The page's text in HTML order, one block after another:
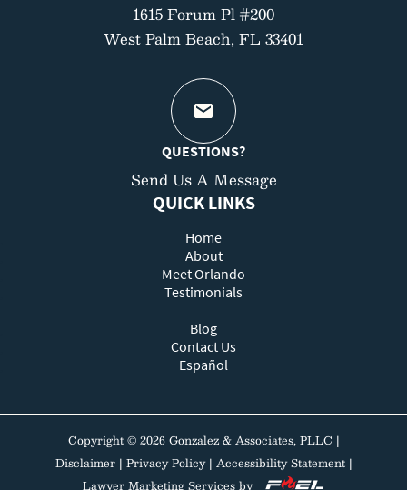
1615 Forum Pl #200
West Palm Beach, FL 33401
QUESTIONS?
Send Us A Message
QUICK LINKS
Home
About
Meet Orlando
Testimonials
Blog
Contact Us
Español
Copyright © 2026 Gonzalez & Associates, PLLC |
Disclaimer | Privacy Policy | Accessibility Statement |
Lawyer Marketing Services by